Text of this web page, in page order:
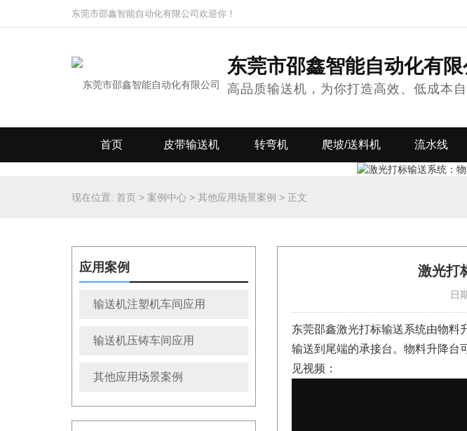
东莞市邵鑫智能自动化有限公司欢迎你！
东莞市邵鑫智能自动化有限
高品质输送机，为你打造高效、低成本
首页 皮带输送机 转弯机 爬坡/送料机 流水线
现在位置: 首页 > 案例中心 > 其他应用场景案例 > 正文
应用案例
输送机注塑机车间应用
输送机压铸车间应用
其他应用场景案例
激光打
日
东莞邵鑫激光打标输送系统由物料
输送到尾端的承接台。物料升降台
见视频：